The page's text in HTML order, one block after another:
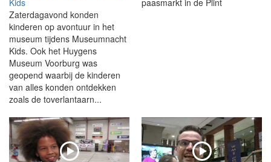
Zaterdagavond konden
kinderen op avontuur in het
museum tijdens Museumnacht
Kids. Ook het Huygens
Museum Voorburg was
geopend waarbij de kinderen
van alles konden ontdekken
zoals de toverlantaarn...